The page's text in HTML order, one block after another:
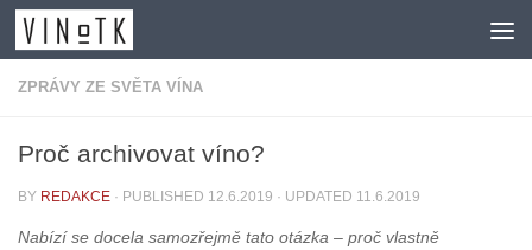
Skip to content
ZPRÁVY ZE SVĚTA VÍNA
Proč archivovat víno?
BY REDAKCE · PUBLISHED 12.6.2019 · UPDATED 11.6.2019
Nabízí se docela samozřejmě tato otázka – proč vlastně